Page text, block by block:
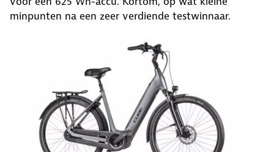
minpunten na een zeer verdiende testwinnaar.